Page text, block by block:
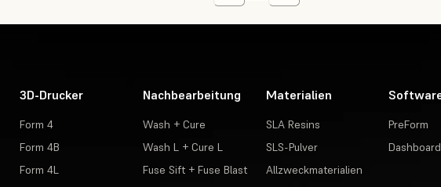
3D-Drucker
Form 4
Form 4B
Form 4L
Nachbearbeitung
Wash + Cure
Wash L + Cure L
Fuse Sift + Fuse Blast
Materialien
SLA Resins
SLS-Pulver
Allzweckmaterialien
PreForm
Dashboard